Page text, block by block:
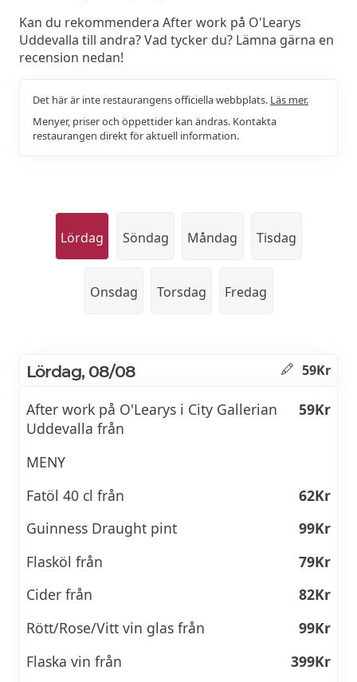
Kan du rekommendera After work på O'Learys
Uddevalla till andra? Vad tycker du? Lämna gärna en
recension nedan!
Det här är inte restaurangens officiella webbplats. Läs mer.
Menyer, priser och öppettider kan ändras. Kontakta
restaurangen direkt för aktuell information.
Lördag Söndag Måndag Tisdag
Onsdag Torsdag Fredag
Lördag, 08/08 59Kr
After work på O'Learys i City Gallerian
Uddevalla från
59Kr
MENY
Fatöl 40 cl från
62Kr
Guinness Draught pint
99Kr
Flasköl från
79Kr
Cider från
82Kr
Rött/Rose/Vitt vin glas från
99Kr
Flaska vin från
399Kr